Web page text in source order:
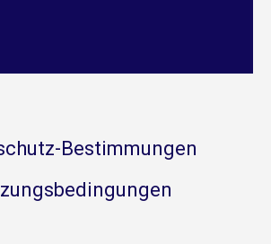
Bestimmungen